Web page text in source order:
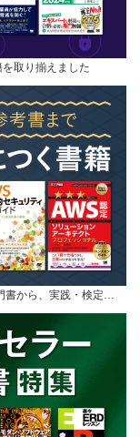
取り揃えました
書から、実践・検定…